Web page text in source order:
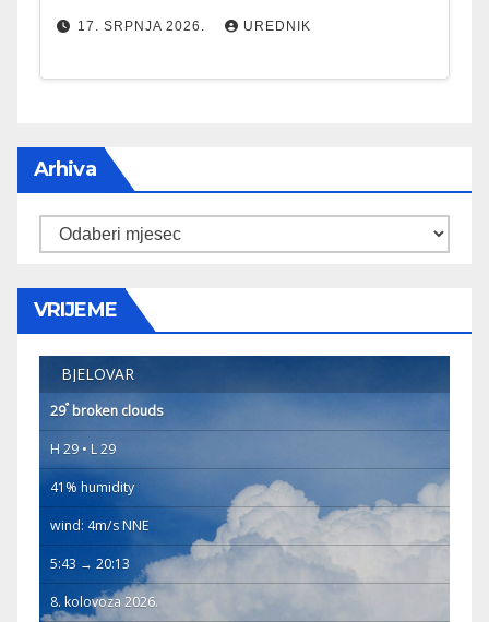
17. SRPNJA 2026. UREDNIK
Arhiva
Arhiva
VRIJEME
BJELOVAR
29°broken clouds
H 29 • L 29
41% humidity
wind: 4m/s NNE
5:43 → 20:13
8. kolovoza 2026.